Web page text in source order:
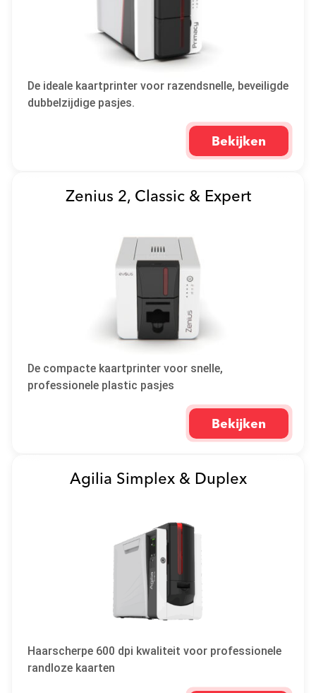
De ideale kaartprinter voor razendsnelle, beveiligde
dubbelzijdige pasjes.
Bekijken
Zenius 2, Classic & Expert
De compacte kaartprinter voor snelle,
professionele plastic pasjes
Bekijken
Agilia Simplex & Duplex
Haarscherpe 600 dpi kwaliteit voor professionele
randloze kaarten